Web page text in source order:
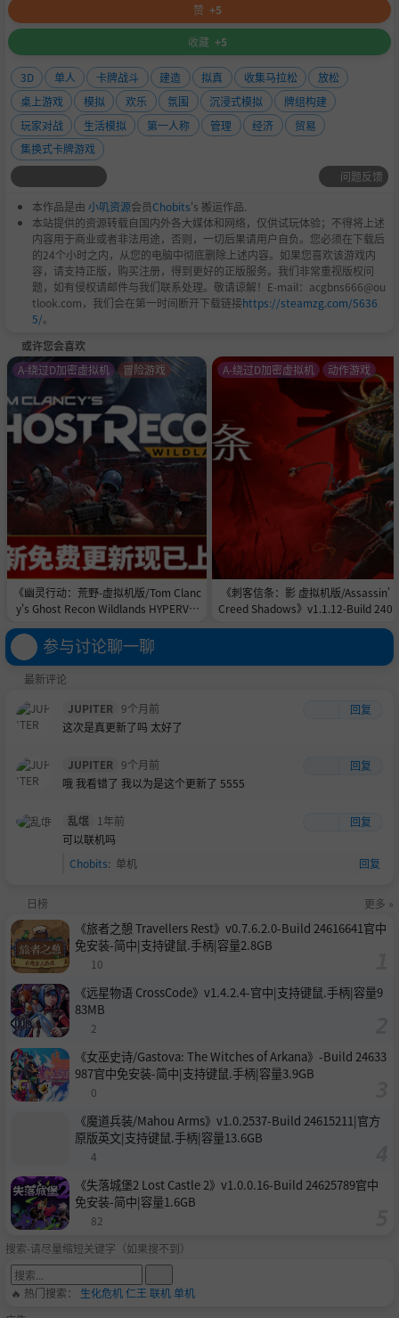
赞 +5
收藏 +5
3D 单人 卡牌战斗 建造 拟真 收集马拉松
放松
桌上游戏
模拟 欢乐 氛围 沉浸式模拟
牌组构建
玩家对战
生活模拟 第一人称 管理 经济
贸易
集换式卡牌游戏
问题反馈
本作品是由 小叽资源会员Chobits's 搬运作品.
本站提供的资源转载自国内外各大媒体和网络，仅供试玩体验；不得将上述
内容用于商业或者非法用途，否则，一切后果请用户自负。您必须在下载后
的24个小时之内，从您的电脑中彻底删除上述内容。如果您喜欢该游戏内
容，请支持正版，购买注册，得到更好的正版服务。我们非常重视版权问
题，如有侵权请邮件与我们联系处理。敬请谅解！E-mail：acgbns666@ou
tlook.com，我们会在第一时间断开下载链接https://steamzg.com/5636
5/。
或许您会喜欢
《幽灵行动：荒野-虚拟机版/Tom Clanc
y's Ghost Recon Wildlands HYPERVIS
安装-简中94.61GB
A-绕过D加密虚拟机 冒险游戏
《刺客信条：影 虚拟机版/
Creed Shadows》v1.1.12-Build
A-绕过D加密虚拟机 动作游戏
参与讨论聊一聊
最新评论
JUPITER
9个月前
回复
这次是真更新了吗 太好了
JUPITER 9个月前
回复
哦 我看错了 我以为是这个更新了 5555
乱氓 1年前
回复
可以联机吗
Chobits: 单机 回复
日榜 更多 »
《旅者之憩 Travellers Rest》v0.7.6.2.0-Build 24616641官中
免安装-简中|支持键鼠.手柄|容量2.8GB
10
《远星物语 CrossCode》v1.4.2.4-官中|支持键鼠.手柄|容量9
83MB
2
《女巫史诗/Gastova: The Witches of Arkana》-Build 24633
987官中免安装-简中|支持键鼠.手柄|容量3.9GB
0
《魔道兵装/Mahou Arms》v1.0.2537-Build 24615211|官方
原版英文|支持键鼠.手柄|容量13.6GB
4
《失落城堡2 Lost Castle 2》v1.0.0.16-Build 24625789官中
免安装-简中|容量1.6GB
82
搜索-请尽量缩短关键字（如果搜不到）
🔥 热门搜索： 生化危机仁王 联机单机